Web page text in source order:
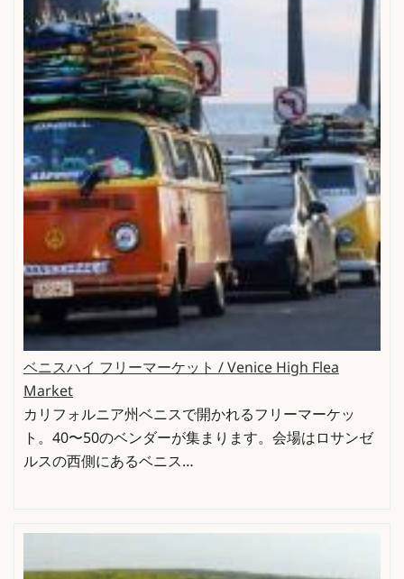
ベニスハイ フリーマーケット / Venice High Flea
Market
カリフォルニア州ベニスで開かれるフリーマーケッ
ト。40〜50のベンダーが集まります。会場はロサンゼ
ルスの西側にあるベニス…